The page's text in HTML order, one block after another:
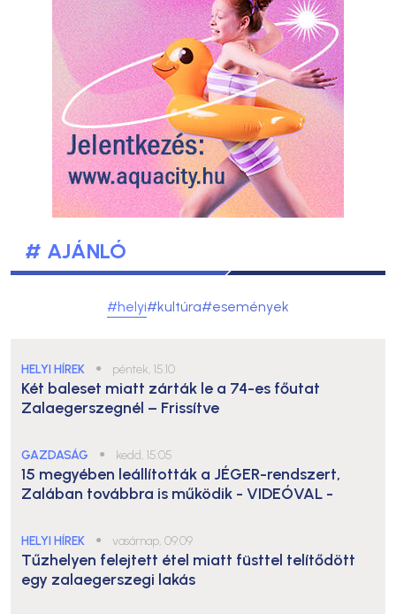
# AJÁNLÓ
#helyi#kultúra#események
HELYI HÍREK ● péntek, 15:10
Két baleset miatt zárták le a 74-es főutat
Zalaegerszegnél – Frissítve
GAZDASÁG ● kedd, 15:05
15 megyében leállították a JÉGER-rendszert,
Zalában továbbra is működik - VIDEÓVAL -
HELYI HÍREK ● vasárnap, 09:09
Tűzhelyen felejtett étel miatt füsttel telítődött
egy zalaegerszegi lakás